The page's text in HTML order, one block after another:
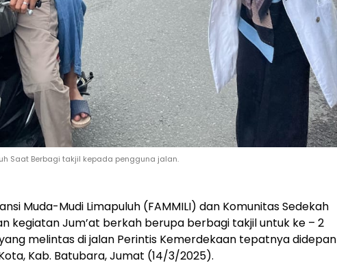
Saat Berbagi takjil kepada pengguna jalan.
Muda-Mudi Limapuluh (FAMMILI) dan Komunitas Sedekah
kegiatan Jum’at berkah berupa berbagi takjil untuk ke – 2
melintas di jalan Perintis Kemerdekaan tepatnya didepan
Kab. Batubara, Jumat (14/3/2025).